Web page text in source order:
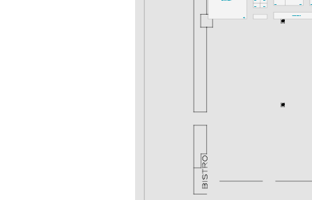
F46
Messeakademie
F38
F51
F40
F44